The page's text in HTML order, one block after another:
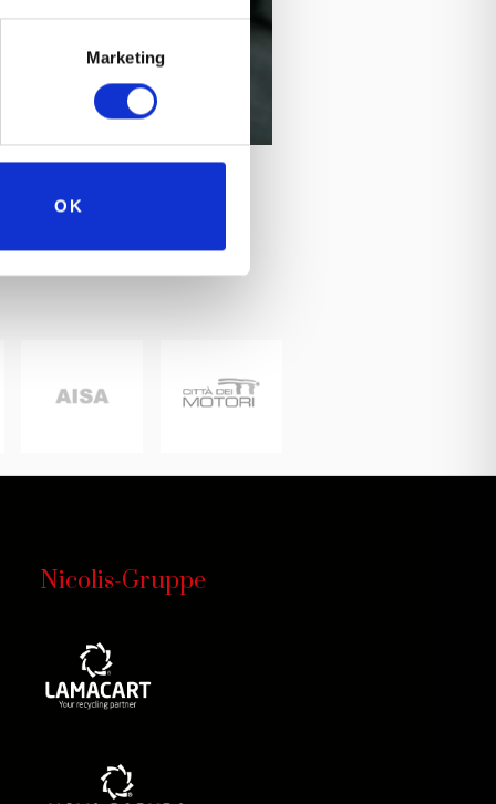
Marketing
OK
Nicolis-Gruppe